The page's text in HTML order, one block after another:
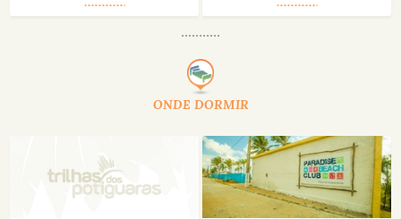
ONDE DORMIR